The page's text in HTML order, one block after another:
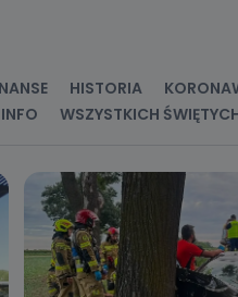
HISTORIA
WSZYSTKICH